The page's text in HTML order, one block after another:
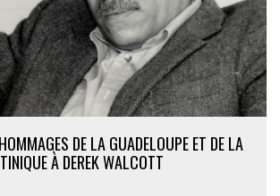
DE LA GUADELOUPE ET DE LA
À DEREK WALCOTT